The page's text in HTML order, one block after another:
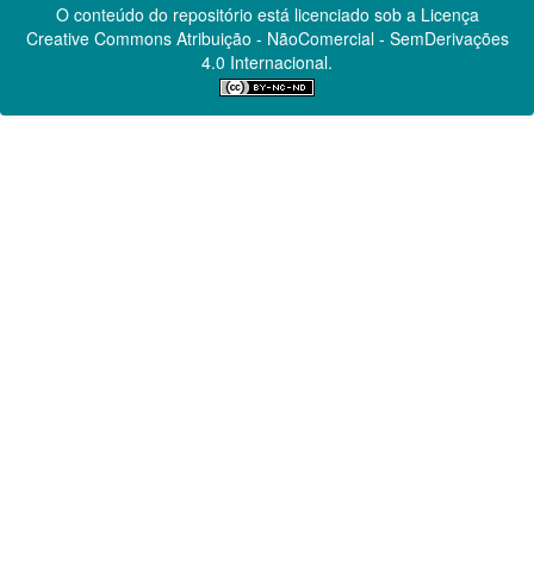
O conteúdo do repositório está licenciado sob a Licença
Creative CommonsAtribuição - NãoComercial - SemDerivações
4.0 Internacional.